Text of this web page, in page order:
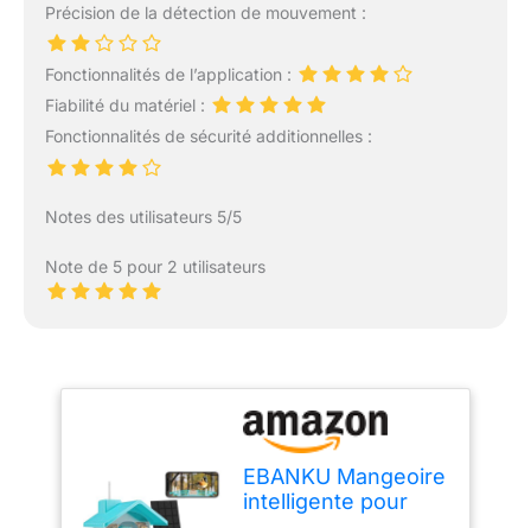
Précision de la détection de mouvement :
Fonctionnalités de l’application :
Fiabilité du matériel :
Fonctionnalités de sécurité additionnelles :
Notes des utilisateurs 5/5
Note de 5 pour 2 utilisateurs
EBANKU Mangeoire
intelligente pour